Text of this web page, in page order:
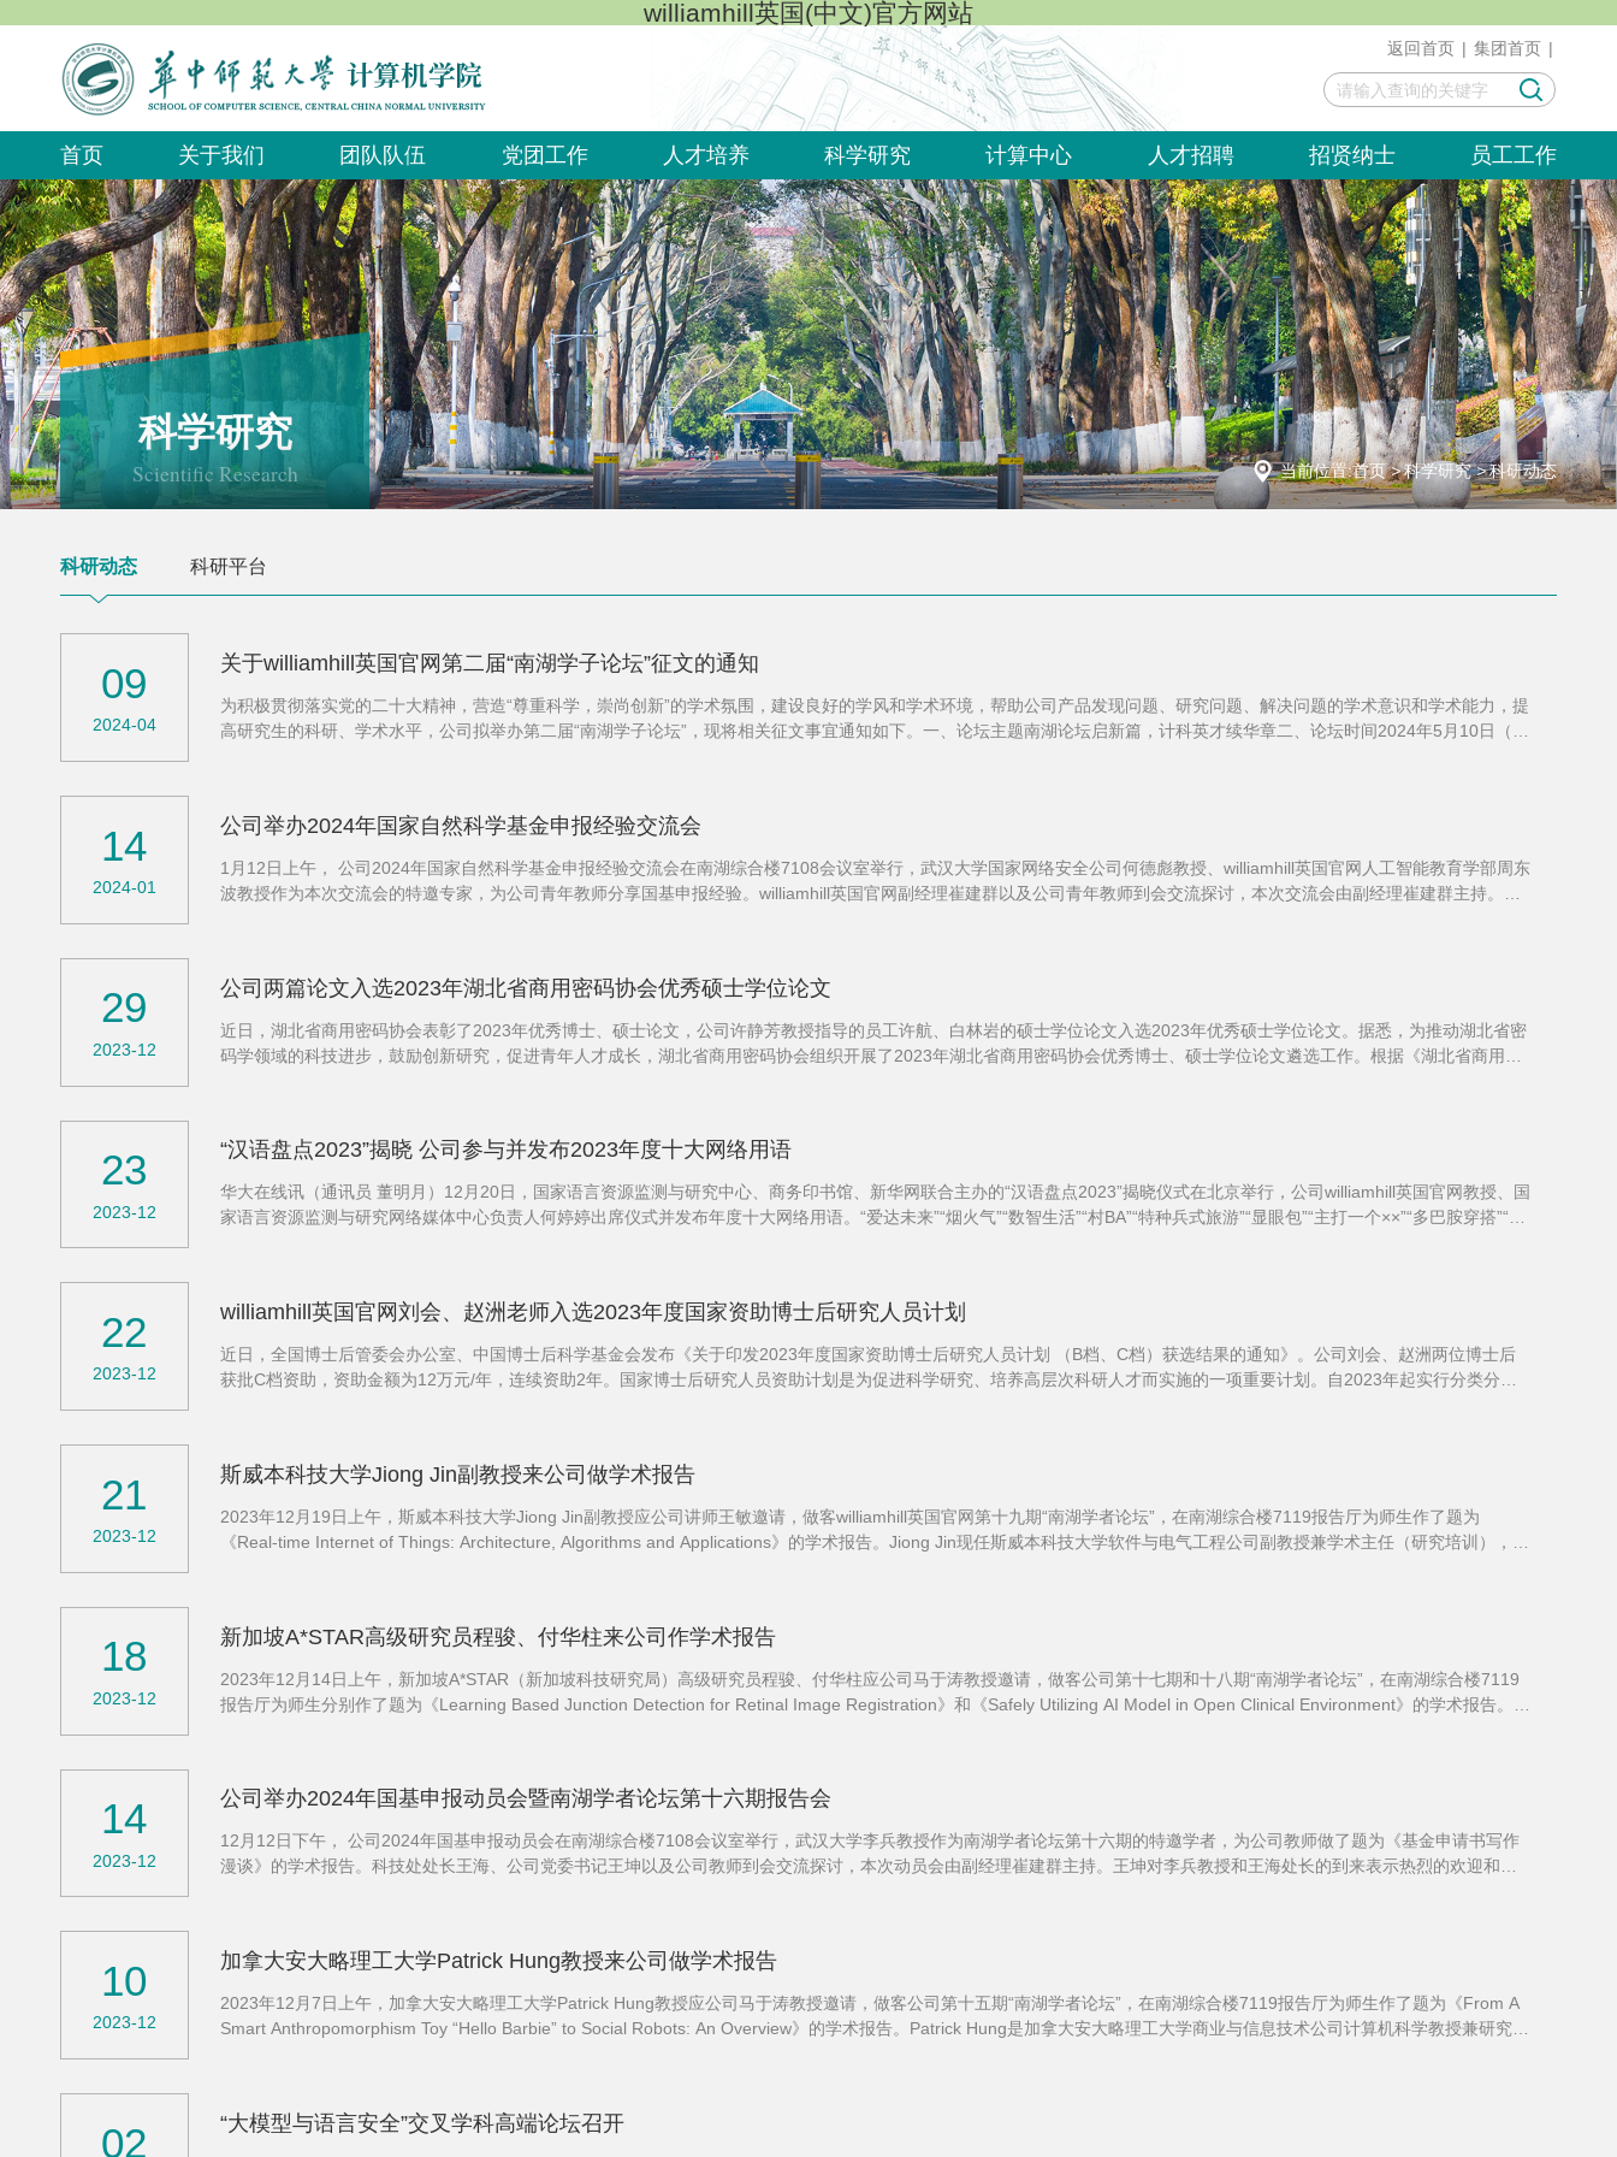
williamhill英国(中文)官方网站
返回首页 | 集团首页 |
首页 关于我们 团队队伍 党团工作 人才培养 科学研究 计算中心 人才招聘 招贤纳士 员工工作
科学研究
Scientific Research 当前位置:首页 > 科学研究 > 科研动态
科研动态 科研平台
09
2024-04
关于williamhill英国官网第二届“南湖学子论坛”征文的通知
​为积极贯彻落实党的二十大精神，营造“尊重科学，崇尚创新”的学术氛围，建设良好的学风和学术环境，帮助公司产品发现问题、研究问题、解决问题的学术意识和学术能力，提
高研究生的科研、学术水平，公司拟举办第二届“南湖学子论坛”，现将相关征文事宜通知如下。一、论坛主题南湖论坛启新篇，计科英才续华章二、论坛时间2024年5月10日（周
14
2024-01
公司举办2024年国家自然科学基金申报经验交流会
1月12日上午， 公司2024年国家自然科学基金申报经验交流会在南湖综合楼7108会议室举行，武汉大学国家网络安全公司何德彪教授、williamhill英国官网人工智能教育学部周东
波教授作为本次交流会的特邀专家，为公司青年教师分享国基申报经验。williamhill英国官网副经理崔建群以及公司青年教师到会交流探讨，本次交流会由副经理崔建群主持。崔
29
2023-12
公司两篇论文入选2023年湖北省商用密码协会优秀硕士学位论文
近日，湖北省商用密码协会表彰了2023年优秀博士、硕士论文，公司许静芳教授指导的员工许航、白林岩的硕士学位论文入选2023年优秀硕士学位论文。据悉，为推动湖北省密
码学领域的科技进步，鼓励创新研究，促进青年人才成长，湖北省商用密码协会组织开展了2023年湖北省商用密码协会优秀博士、硕士学位论文遴选工作。根据《湖北省商用密
23
2023-12
“汉语盘点2023”揭晓 公司参与并发布2023年度十大网络用语
华大在线讯（通讯员 董明月）12月20日，国家语言资源监测与研究中心、商务印书馆、新华网联合主办的“汉语盘点2023”揭晓仪式在北京举行，公司williamhill英国官网教授、国
家语言资源监测与研究网络媒体中心负责人何婷婷出席仪式并发布年度十大网络用语。“爱达未来”“烟火气”“数智生活”“村BA”“特种兵式旅游”“显眼包”“主打一个××”“多巴胺穿搭”“命
22
2023-12
williamhill英国官网刘会、赵洲老师入选2023年度国家资助博士后研究人员计划
近日，全国博士后管委会办公室、中国博士后科学基金会发布《关于印发2023年度国家资助博士后研究人员计划 （B档、C档）获选结果的通知》。公司刘会、赵洲两位博士后
获批C档资助，资助金额为12万元/年，连续资助2年。国家博士后研究人员资助计划是为促进科学研究、培养高层次科研人才而实施的一项重要计划。自2023年起实行分类分档
21
2023-12
斯威本科技大学Jiong Jin副教授来公司做学术报告
​2023年12月19日上午，斯威本科技大学Jiong Jin副教授应公司讲师王敏邀请，做客williamhill英国官网第十九期“南湖学者论坛”，在南湖综合楼7119报告厅为师生作了题为
《Real-time Internet of Things: Architecture, Algorithms and Applications》的学术报告。Jiong Jin现任斯威本科技大学软件与电气工程公司副教授兼学术主任（研究培训），于
18
2023-12
新加坡A*STAR高级研究员程骏、付华柱来公司作学术报告
2023年12月14日上午，新加坡A*STAR（新加坡科技研究局）高级研究员程骏、付华柱应公司马于涛教授邀请，做客公司第十七期和十八期“南湖学者论坛”，在南湖综合楼7119
报告厅为师生分别作了题为《Learning Based Junction Detection for Retinal Image Registration》和《Safely Utilizing AI Model in Open Clinical Environment》的学术报告。程
14
2023-12
公司举办2024年国基申报动员会暨南湖学者论坛第十六期报告会
​12月12日下午， 公司2024年国基申报动员会在南湖综合楼7108会议室举行，武汉大学李兵教授作为南湖学者论坛第十六期的特邀学者，为公司教师做了题为《基金申请书写作
漫谈》的学术报告。科技处处长王海、公司党委书记王坤以及公司教师到会交流探讨，本次动员会由副经理崔建群主持。王坤对李兵教授和王海处长的到来表示热烈的欢迎和衷
10
2023-12
加拿大安大略理工大学Patrick Hung教授来公司做学术报告
2023年12月7日上午，加拿大安大略理工大学Patrick Hung教授应公司马于涛教授邀请，做客公司第十五期“南湖学者论坛”，在南湖综合楼7119报告厅为师生作了题为《From A
Smart Anthropomorphism Toy “Hello Barbie” to Social Robots: An Overview》的学术报告。Patrick Hung是加拿大安大略理工大学商业与信息技术公司计算机科学教授兼研究生
02 “大模型与语言安全”交叉学科高端论坛召开